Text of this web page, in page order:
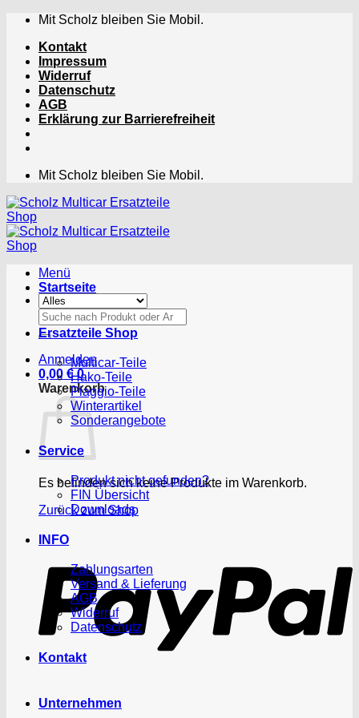
Zum
springen
Mit Scholz bleiben Sie Mobil.
Kontakt
Impressum
Widerruf
Datenschutz
AGB
Erklärung zur Barrierefreiheit
Mit Scholz bleiben Sie Mobil.
Menü
Suchen
nach:
Anmelden
0,00 € 0
Warenkorb
Es befinden sich keine Produkte im Warenkorb.
Zurück zum Shop
Startseite
Ersatzteile Shop
Multicar-Teile
Hako-Teile
Piaggio-Teile
Winterartikel
Sonderangebote
Service
Produkt nicht gefunden?
FIN Übersicht
Downloads
INFO
Zahlungsarten
Versand & Lieferung
AGB
Widerruf
Datenschutz
Kontakt
Unternehmen